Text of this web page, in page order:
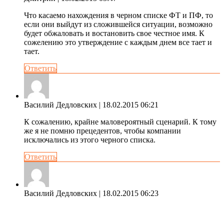
Что касаемо нахождения в черном списке ФТ и ПФ, то
если они выйдут из сложившейся ситуации, возможно
будет обжаловать и востановить свое честное имя. К
сожелению это утверждение с каждым днем все тает и
тает.
Ответить
Василий Дедловских | 18.02.2015 06:21
К сожалению, крайне маловероятный сценарий. К тому
же я не помню прецедентов, чтобы компании
исключались из этого черного списка.
Ответить
Василий Дедловских | 18.02.2015 06:23